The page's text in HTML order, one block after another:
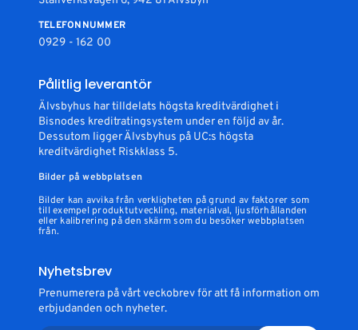
TELEFONNUMMER
0929 - 162 00
Pålitlig leverantör
Älvsbyhus har tilldelats högsta kreditvärdighet i
Bisnodes kreditratingsystem under en följd av år.
Dessutom ligger Älvsbyhus på UC:s högsta
kreditvärdighet Riskklass 5.
Bilder på webbplatsen
Bilder kan avvika från verkligheten på grund av faktorer som
till exempel produktutveckling, materialval, ljusförhållanden
eller kalibrering på den skärm som du besöker webbplatsen
från.
Nyhetsbrev
Prenumerera på vårt veckobrev för att få information om
erbjudanden och nyheter.